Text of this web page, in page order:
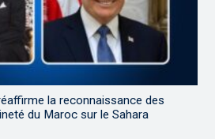
la reconnaissance des
du Maroc sur le Sahara